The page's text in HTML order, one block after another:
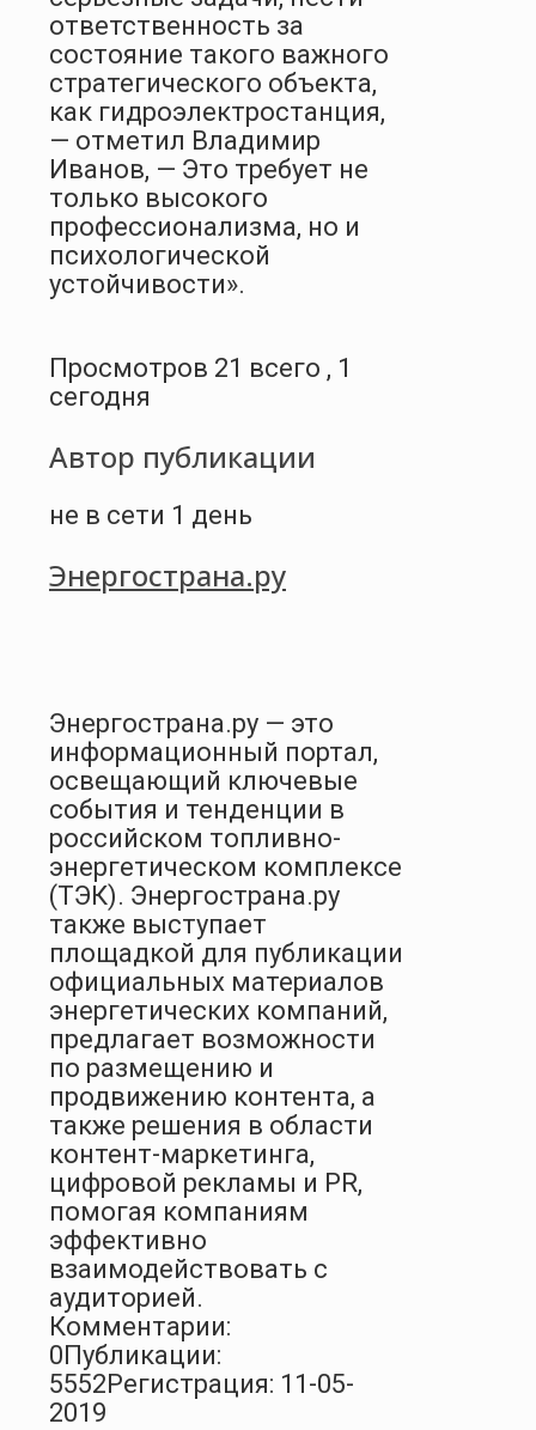
ответственность за
состояние такого важного
стратегического объекта,
как гидроэлектростанция,
— отметил Владимир
Иванов, — Это требует не
только высокого
профессионализма, но и
психологической
устойчивости».
Просмотров 21 всего , 1
сегодня
Автор публикации
не в сети 1 день
Энергострана.ру
Энергострана.ру — это
информационный портал,
освещающий ключевые
события и тенденции в
российском топливно-
энергетическом комплексе
(ТЭК). Энергострана.ру
также выступает
площадкой для публикации
официальных материалов
энергетических компаний,
предлагает возможности
по размещению и
продвижению контента, а
также решения в области
контент-маркетинга,
цифровой рекламы и PR,
помогая компаниям
эффективно
взаимодействовать с
аудиторией.
Комментарии:
0 Публикации:
5552 Регистрация: 11-05-
2019